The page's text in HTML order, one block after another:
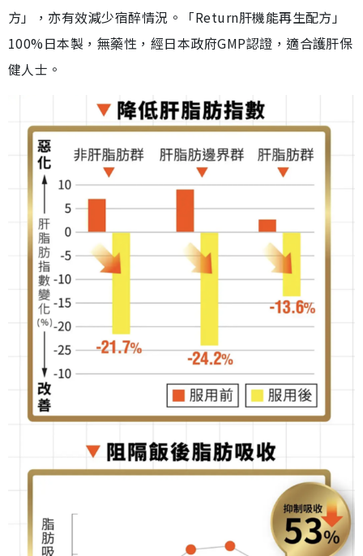
方」，亦有效減少宿醉情況。「Return肝機能再生配方」
100%日本製，無藥性，經日本政府GMP認證，適合護肝保
健人士。